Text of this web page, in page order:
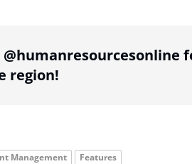
@humanresourcesonline
region!
Management Features